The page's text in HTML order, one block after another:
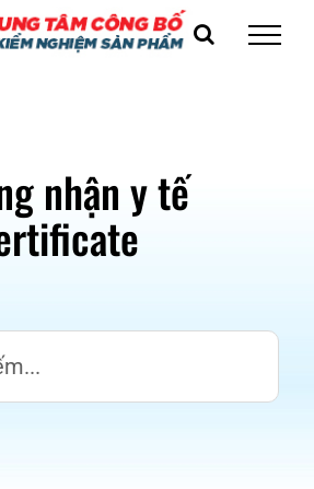
nhận y tế